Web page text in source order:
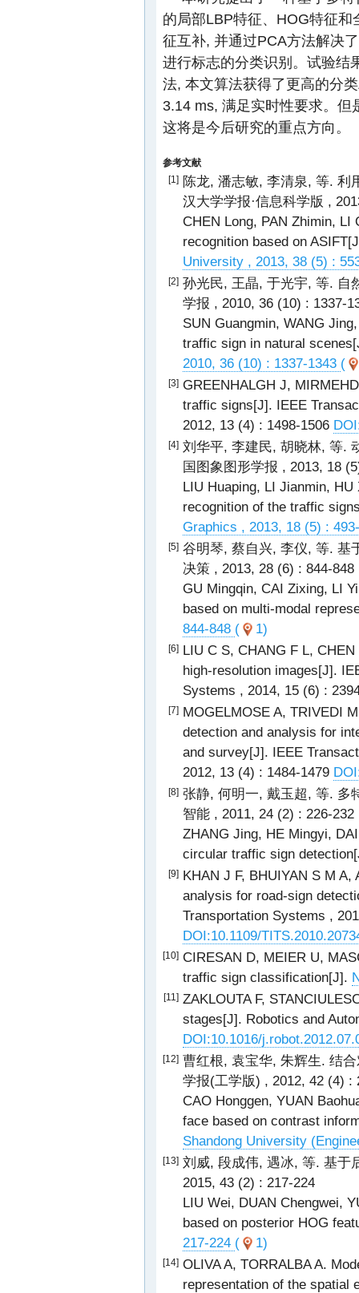
的局部LBP特征、HOG特征
征互补, 并通过PCA方法解决
进行标志的分类识别。试验结
法, 本文算法获得了更高的分
3.14 ms, 满足实时性要求。
这将是今后研究的重点方向。
参考文献
[1] 陈龙, 潘志敏, 李清泉, 等. 利
汉大学学报·信息科学版 ,
CHEN Long, PAN Zhimin,
recognition based on
University , 2013, 38 (5) :
[2] 孙光民, 王晶, 于光宇, 等. 自
学报 , 2010, 36 (10) : 1337-
SUN Guangmin, WANG
traffic sign in natural
2010, 36 (10) : 1337-1343 (
[3] GREENHALGH J,
traffic signs[J]. IEEE
2012, 13 (4) : 1498-1506
[4] 刘华平, 李建民, 胡晓林, 等.
国图象图形学报 , 2013, 18
LIU Huaping, LI Jianmin,
recognition of the traffic
Graphics , 2013, 18 (5) :
[5] 谷明琴, 蔡自兴, 李仪, 等. 基
决策 , 2013, 28 (6) : 844-848
GU Mingqin, CAI Zixing, LI
based on multi-modal
844-848 ( 1)
[6] LIU C S, CHANG F L,
high-resolution images[J].
Systems , 2014, 15 (6) :
[7] MOGELMOSE A, TRIVEDI
detection and analysis for
and survey[J]. IEEE
2012, 13 (4) : 1484-1479
[8] 张静, 何明一, 戴玉超, 等. 多
智能 , 2011, 24 (2) : 226-232
ZHANG Jing, HE Mingyi,
circular traffic sign
[9] KHAN J F, BHUIYAN S M
analysis for road-sign
Transportation Systems ,
DOI:10.1109/
[10] CIRESAN D, MEIER U,
traffic sign classification[J].
[11] ZAKLOUTA F,
stages[J]. Robotics and
DOI:10.1016/
[12] 曹红根, 袁宝华, 朱辉生. 结
学报(工学版) , 2012, 42 (4) :
CAO Honggen, YUAN
face based on contrast
Shandong University
[13] 刘威, 段成伟, 遇冰, 等. 基于
2015, 43 (2) : 217-224
LIU Wei, DUAN Chengwei,
based on posterior HOG
217-224 ( 1)
[14] OLIVA A, TORRALBA A.
representation of the spatial